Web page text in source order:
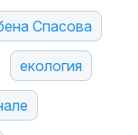
Спасова
екология